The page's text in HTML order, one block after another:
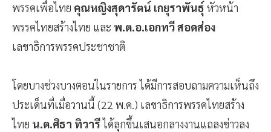
พรรคเพื่อไทย คุณหญิงสุดารัตน์ เกยุราพันธุ์ หัวหน้า
พรรคไทยสร้างไทย และ พ.ต.อ.เอกทวี สอดส่อง
เลขาธิการพรรคประชาชาติ
โดยบางช่วงบางตอนในรายการ ได้มีการสอบถามความเห็นถึง
ประเด็นที่เมื่อวานนี้ (22 พ.ค.) เลขาธิการพรรคไทยสร้าง
ไทย น.ต.ศิธา ทิวารีได้ลุกขึ้นเสนอกลางงานแถลงข่าวลง